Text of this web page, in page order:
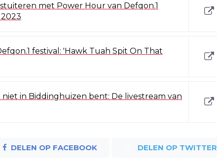
met Power Hour van Defqon.1
festival: 'Hawk Tuah Spit On That
in Biddinghuizen bent: De livestream van
DELEN OP FACEBOOK DELEN OP TWITTER